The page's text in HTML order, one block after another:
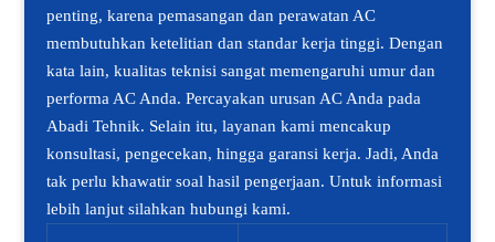
penting, karena pemasangan dan perawatan AC
membutuhkan ketelitian dan standar kerja tinggi. Dengan
kata lain, kualitas teknisi sangat memengaruhi umur dan
performa AC Anda. Percayakan urusan AC Anda pada
Abadi Tehnik. Selain itu, layanan kami mencakup
konsultasi, pengecekan, hingga garansi kerja. Jadi, Anda
tak perlu khawatir soal hasil pengerjaan. Untuk informasi
lebih lanjut silahkan hubungi kami.